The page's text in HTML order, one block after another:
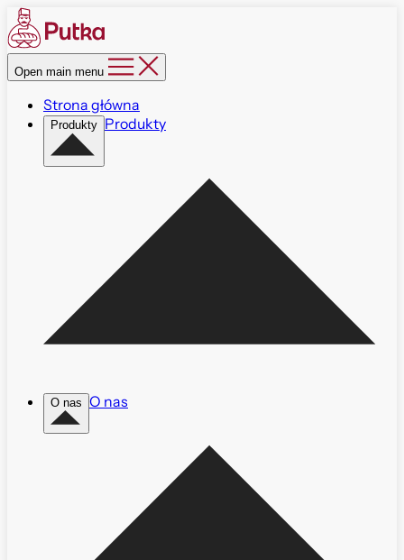
Open main menu
Strona główna
Produkty Produkty
O nas O nas